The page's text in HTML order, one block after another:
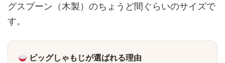
グスプーン（木製）のちょうど間ぐらいのサイズで
す。
ビッグしゃもじが選ばれる理由